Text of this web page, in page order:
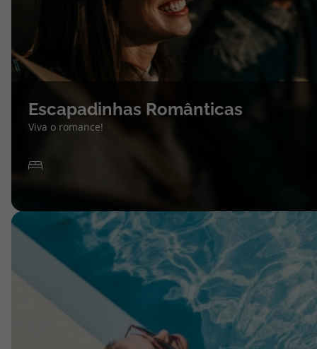
Escapadinhas Românticas
Viva o romance!